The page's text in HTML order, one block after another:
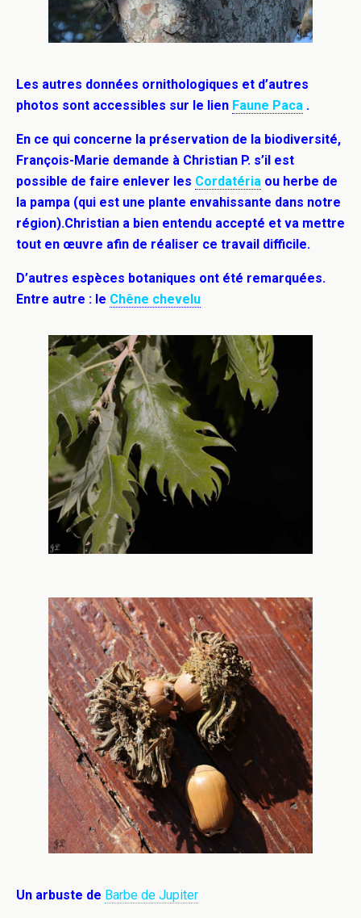
Les autres données ornithologiques et d’autres
photos sont accessibles sur le lien Faune Paca .
En ce qui concerne la préservation de la biodiversité,
François-Marie demande à Christian P. s’il est
possible de faire enlever les Cordatéria ou herbe de
la pampa (qui est une plante envahissante dans notre
région).Christian a bien entendu accepté et va mettre
tout en œuvre afin de réaliser ce travail difficile.
D’autres espèces botaniques ont été remarquées.
Entre autre : le Chêne chevelu
Un arbuste de Barbe de Jupiter